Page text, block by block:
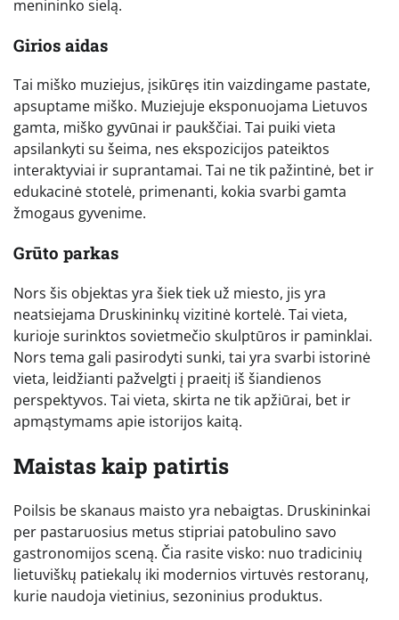
menininko sielą.
Girios aidas
Tai miško muziejus, įsikūręs itin vaizdingame pastate,
apsuptame miško. Muziejuje eksponuojama Lietuvos
gamta, miško gyvūnai ir paukščiai. Tai puiki vieta
apsilankyti su šeima, nes ekspozicijos pateiktos
interaktyviai ir suprantamai. Tai ne tik pažintinė, bet ir
edukacinė stotelė, primenanti, kokia svarbi gamta
žmogaus gyvenime.
Grūto parkas
Nors šis objektas yra šiek tiek už miesto, jis yra
neatsiejama Druskininkų vizitinė kortelė. Tai vieta,
kurioje surinktos sovietmečio skulptūros ir paminklai.
Nors tema gali pasirodyti sunki, tai yra svarbi istorinė
vieta, leidžianti pažvelgti į praeitį iš šiandienos
perspektyvos. Tai vieta, skirta ne tik apžiūrai, bet ir
apmąstymams apie istorijos kaitą.
Maistas kaip patirtis
Poilsis be skanaus maisto yra nebaigtas. Druskininkai
per pastaruosius metus stipriai patobulino savo
gastronomijos sceną. Čia rasite visko: nuo tradicinių
lietuviškų patiekalų iki modernios virtuvės restoranų,
kurie naudoja vietinius, sezoninius produktus.